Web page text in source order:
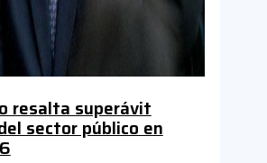
resalta superávit
sector público en